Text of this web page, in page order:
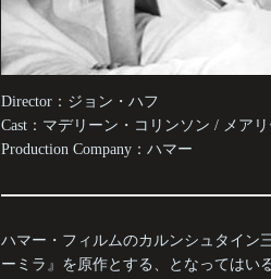
Director：ジョン・ハフ
Cast：マデリーン・コリンソン / メア
Production Company：ハマー
ハマー・フィルムのカルンシュタイン
ーミラ』を原作とする、となってはい